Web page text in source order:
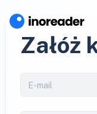
Załóż